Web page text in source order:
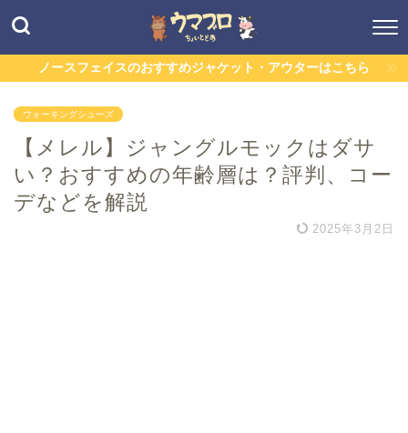
ノースフェイスのおすすめジャケット・アウターはこちら
ウォーキングシューズ
【メレル】ジャングルモックはダサ
い？おすすめの年齢層は？評判、コー
デなどを解説
2025年3月2日